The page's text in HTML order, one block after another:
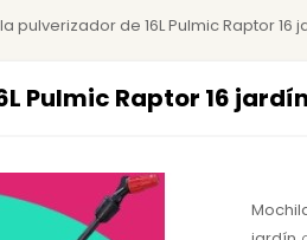
pulverizador de 16L Pulmic Raptor
Pulmic Raptor 16